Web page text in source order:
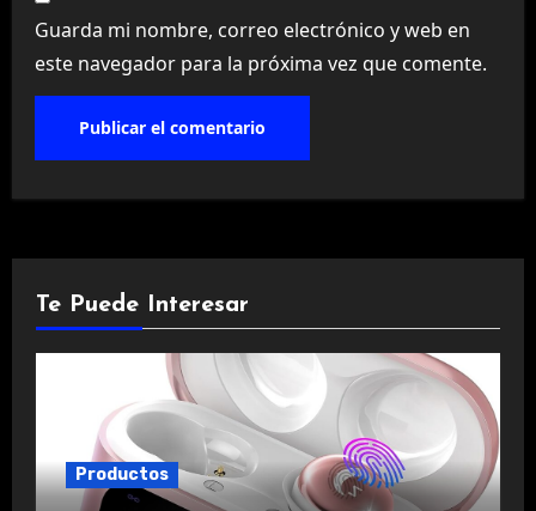
Guarda mi nombre, correo electrónico y web en
este navegador para la próxima vez que comente.
Te Puede Interesar
Productos